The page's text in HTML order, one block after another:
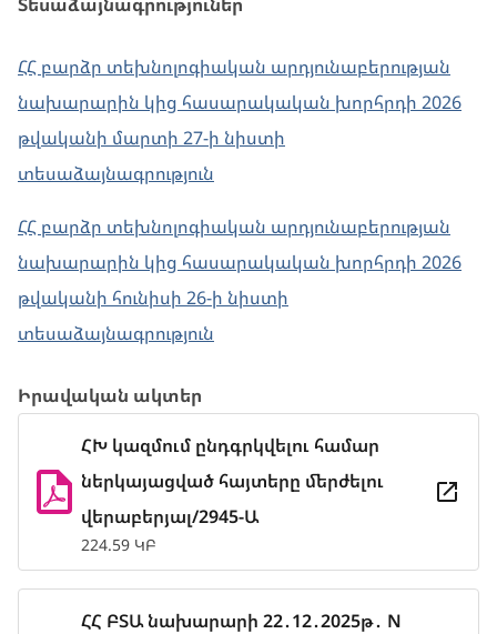
ՀՀ բարձր տեխնոլոգիական արդյունաբերության
նախարարին կից հասարակական խորհրդի 2026
թվականի մարտի 27-ի նիստի
տեսաձայնագրություն
ՀՀ բարձր տեխնոլոգիական արդյունաբերության
նախարարին կից հասարակական խորհրդի 2026
թվականի հունիսի 26-ի նիստի
տեսաձայնագրություն
Իրավական ակտեր
ՀԽ կազմում ընդգրկվելու համար
ներկայացված հայտերը մերժելու
վերաբերյալ/2945-Ա
224.59 ԿԲ
ՀՀ ԲՏԱ նախարարի 22․12․2025թ․ N